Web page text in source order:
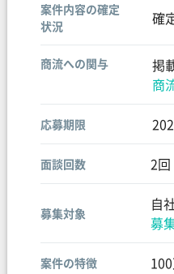
案件内容の確定
状況
確
商流への関与
掲
商
応募期限
面談回数 2回
募集対象
自
募
案件の特徴